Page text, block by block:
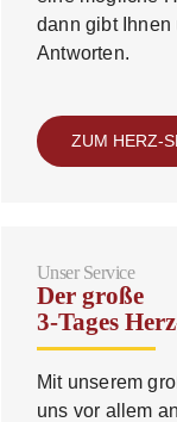
dann gibt Ihnen
Antworten.
ZUM HERZ-
Unser Service
Der große
3-Tages
Mit unserem
uns vor allem